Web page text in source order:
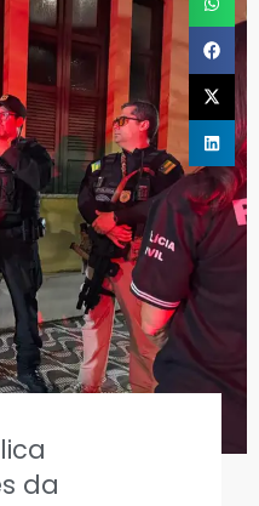
da